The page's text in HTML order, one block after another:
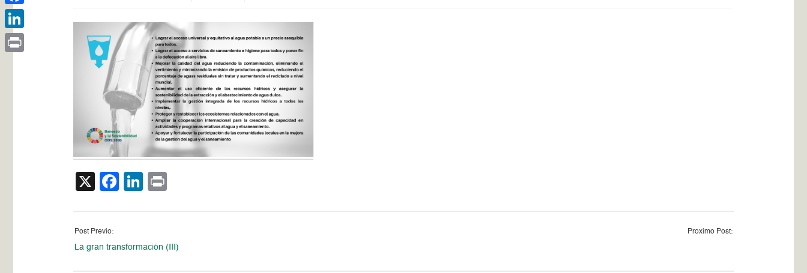
X Facebook
LinkedIn
Post Previo:
La gran transformación (III)
Proximo Post:
Facebook
LinkedIn